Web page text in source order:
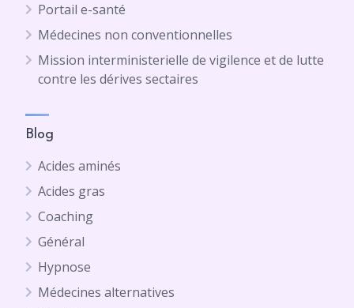
Portail e-santé
Médecines non conventionnelles
Mission interministerielle de vigilence et de lutte
contre les dérives sectaires
Blog
Acides aminés
Acides gras
Coaching
Général
Hypnose
Médecines alternatives